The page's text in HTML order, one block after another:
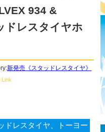
934 &
ドレスタイヤホ
新発売《スタッドレスタイヤ》
Link
ドレスタイヤ、トーヨー